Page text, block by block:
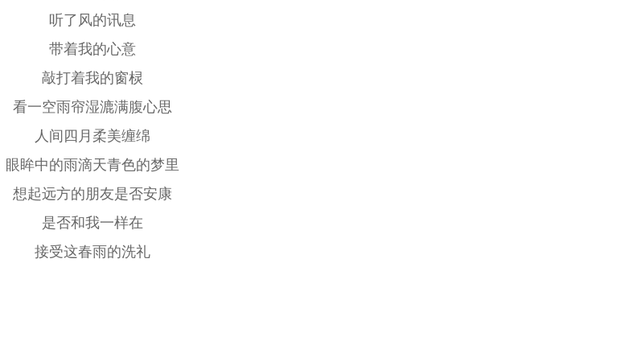
听了风的讯息
带着我的心意
敲打着我的窗棂
看一空雨帘湿漉满腹心思
人间四月柔美缠绵
眼眸中的雨滴天青色的梦里
想起远方的朋友是否安康
是否和我一样在
接受这春雨的洗礼